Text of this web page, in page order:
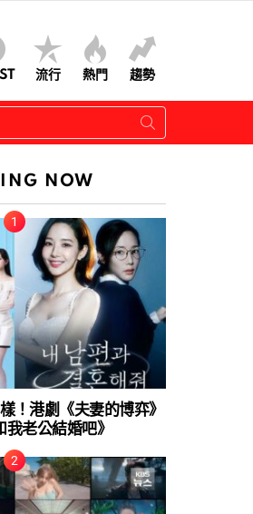
流行 熱門 趨勢
NOW
！港劇《夫妻的博弈》
老公結婚吧》